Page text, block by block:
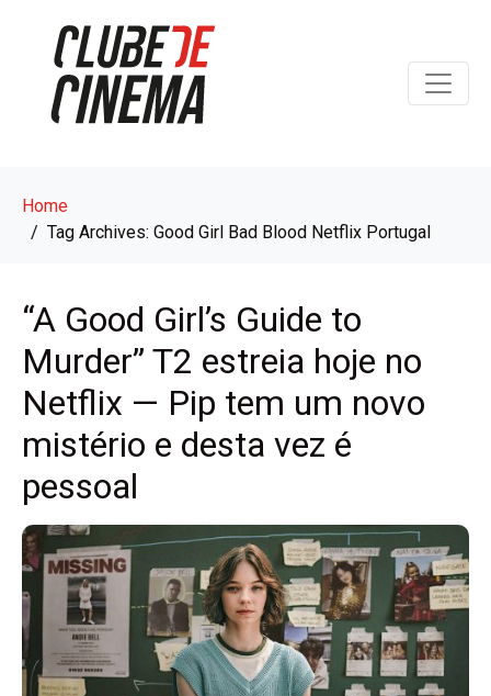
Home
Tag Archives: Good Girl Bad Blood Netflix Portugal
“A Good Girl’s Guide to
Murder” T2 estreia hoje no
Netflix — Pip tem um novo
mistério e desta vez é
pessoal